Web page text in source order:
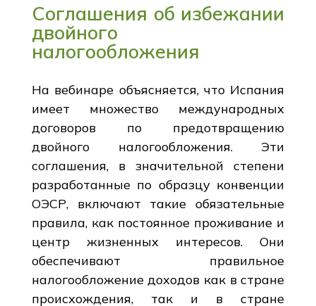
Соглашения об избежании
двойного
налогообложения
На вебинаре объясняется, что Испания
имеет множество международных
договоров по предотвращению
двойного налогообложения. Эти
соглашения, в значительной степени
разработанные по образцу конвенции
ОЭСР, включают такие обязательные
правила, как постоянное проживание и
центр жизненных интересов. Они
обеспечивают правильное
налогообложение доходов как в стране
происхождения, так и в стране